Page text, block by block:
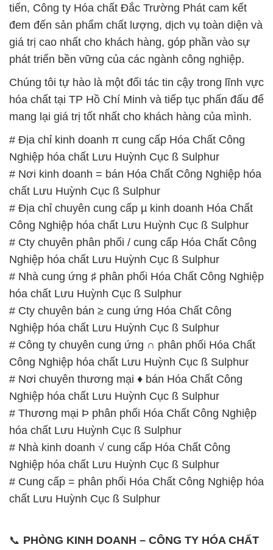
tiến, Công ty Hóa chất Đắc Trường Phát cam kết
đem đến sản phẩm chất lượng, dịch vụ toàn diện và
giá trị cao nhất cho khách hàng, góp phần vào sự
phát triển bền vững của các ngành công nghiệp.
Chúng tôi tự hào là một đối tác tin cậy trong lĩnh vực
hóa chất tại TP Hồ Chí Minh và tiếp tục phấn đấu để
mang lại giá trị tốt nhất cho khách hàng của mình.
# Địa chỉ kinh doanh π cung cấp Hóa Chất Công
Nghiệp hóa chất Lưu Huỳnh Cục ß Sulphur
# Nơi kinh doanh = bán Hóa Chất Công Nghiệp hóa
chất Lưu Huỳnh Cục ß Sulphur
# Địa chỉ chuyên cung cấp µ kinh doanh Hóa Chất
Công Nghiệp hóa chất Lưu Huỳnh Cục ß Sulphur
# Cty chuyên phân phối / cung cấp Hóa Chất Công
Nghiệp hóa chất Lưu Huỳnh Cục ß Sulphur
# Nhà cung ứng ♯ phân phối Hóa Chất Công Nghiệp
hóa chất Lưu Huỳnh Cục ß Sulphur
# Cty chuyên bán ≥ cung ứng Hóa Chất Công
Nghiệp hóa chất Lưu Huỳnh Cục ß Sulphur
# Công ty chuyên cung ứng ∩ phân phối Hóa Chất
Công Nghiệp hóa chất Lưu Huỳnh Cục ß Sulphur
# Nơi chuyên thương mại ♦ bán Hóa Chất Công
Nghiệp hóa chất Lưu Huỳnh Cục ß Sulphur
# Thương mại Þ phân phối Hóa Chất Công Nghiệp
hóa chất Lưu Huỳnh Cục ß Sulphur
# Nhà kinh doanh √ cung cấp Hóa Chất Công
Nghiệp hóa chất Lưu Huỳnh Cục ß Sulphur
# Cung cấp = phân phối Hóa Chất Công Nghiệp hóa
chất Lưu Huỳnh Cục ß Sulphur
📞 PHÒNG KINH DOANH – CÔNG TY HÓA CHẤT